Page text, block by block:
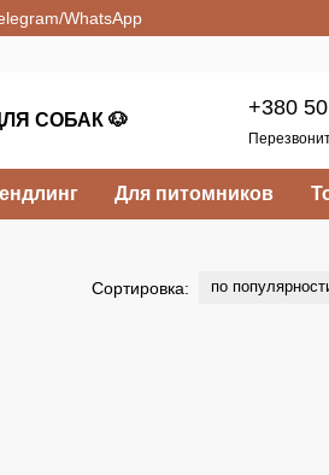
WhatsApp
СОБАК 🐶
+380
Для питомников
Сортировка: по